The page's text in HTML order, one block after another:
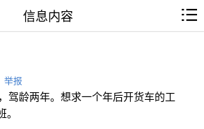
信息内容
举报
驾龄两年。想求一个年后开货车的工